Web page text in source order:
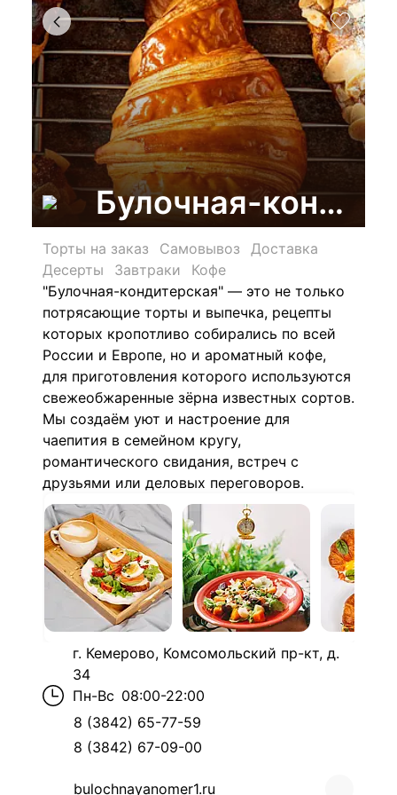
Булочная-
Торты на заказ Самовывоз
Доставка
Десерты
Завтраки
Кофе
"Булочная-кондитерская" — это не только
потрясающие торты и выпечка, рецепты
которых кропотливо собирались по всей
России и Европе, но и ароматный кофе,
для приготовления которого используются
свежеобжаренные зёрна известных сортов.
Мы создаём уют и настроение для
чаепития в семейном кругу,
романтического свидания, встреч с
друзьями или деловых переговоров.
г. Кемерово, Комсомольский пр-кт, д.
34
Пн-Вс 08:00-22:00
8 (3842) 65-77-59
8 (3842) 67-09-00
bulochnayanomer1.ru